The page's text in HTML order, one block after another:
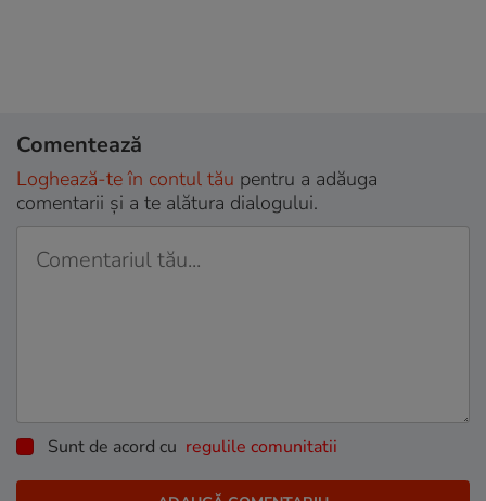
Comentează
Loghează-te în contul tău pentru a adăuga
comentarii și a te alătura dialogului.
Sunt de acord cu regulile comunitatii